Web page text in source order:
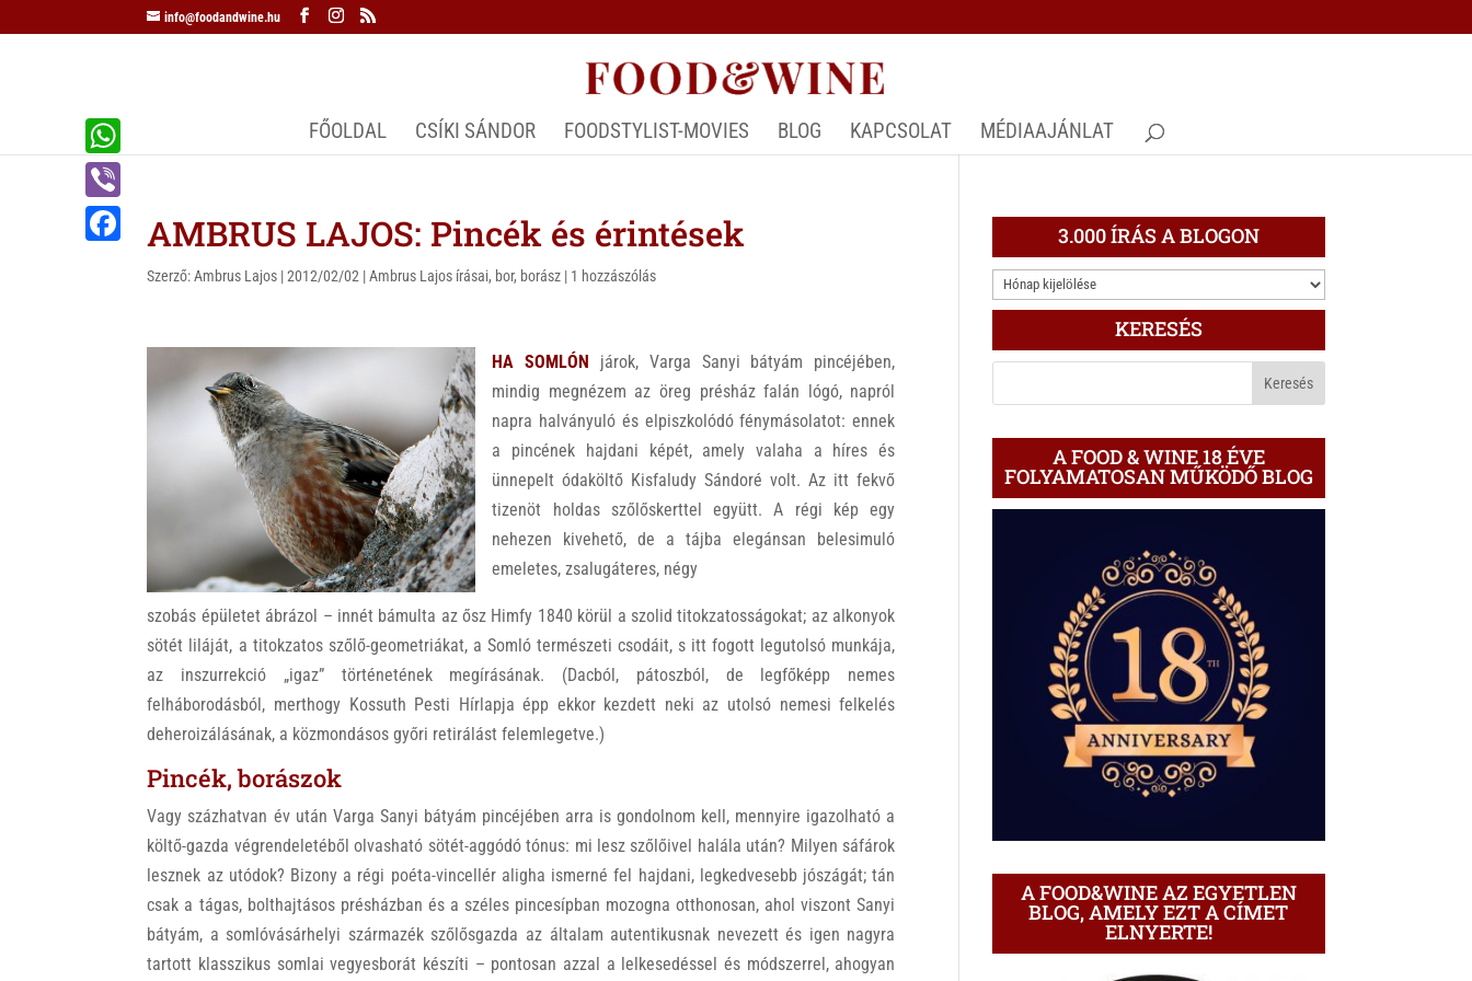
info@foodandwine.hu
FŐOLDAL CSÍKI SÁNDOR FOODSTYLIST-MOVIES BLOG KAPCSOLAT MÉDIAAJÁNLAT
AMBRUS LAJOS: Pincék és érintések
Szerző:Ambrus Lajos |2012/02/02 |Ambrus Lajos írásai, bor, borász | 1 hozzászólás
HA SOMLÓN járok, Varga Sanyi bátyám pincéjében,
mindig megnézem az öreg présház falán lógó, napról
napra halványuló és elpiszkolódó fénymásolatot: ennek
a pincének hajdani képét, amely valaha a híres és
ünnepelt ódaköltő Kisfaludy Sándoré volt. Az itt fekvő
tizenöt holdas szőlőskerttel együtt. A régi kép egy
nehezen kivehető, de a tájba elegánsan belesimuló
emeletes, zsalugáteres, négy
szobás épületet ábrázol – innét bámulta az ősz Himfy 1840 körül a szolid titokzatosságokat; az alkonyok
sötét liláját, a titokzatos szőlő-geometriákat, a Somló természeti csodáit, s itt fogott legutolsó munkája,
az inszurrekció „igaz” történetének megírásának. (Dacból, pátoszból, de legfőképp nemes
felháborodásból, merthogy Kossuth Pesti Hírlapja épp ekkor kezdett neki az utolsó nemesi felkelés
deheroizálásának, a közmondásos győri retirálást felemlegetve.)
Pincék, borászok
Vagy százhatvan év után Varga Sanyi bátyám pincéjében arra is gondolnom kell, mennyire igazolható a
költő-gazda végrendeletéből olvasható sötét-aggódó tónus: mi lesz szőlőivel halála után? Milyen sáfárok
lesznek az utódok? Bizony a régi poéta-vincellér aligha ismerné fel hajdani, legkedvesebb jószágát; tán
csak a tágas, bolthajtásos présházban és a széles pincesípban mozogna otthonosan, ahol viszont Sanyi
bátyám, a somlóvásárhelyi származék szőlősgazda az általam autentikusnak nevezett és igen nagyra
tartott klasszikus somlai vegyesborát készíti – pontosan azzal a lelkesedéssel és módszerrel, ahogyan
W
h
a
V
3.000 ÍRÁS A BLOGON
3.000
ÍRÁS
BLOGON
KERESÉS
A FOOD & WINE 18 ÉVE
FOLYAMATOSAN MŰKÖDŐ BLOG
A FOOD&WINE AZ EGYETLEN
BLOG, AMELY EZT A CÍMET
ELNYERTE!